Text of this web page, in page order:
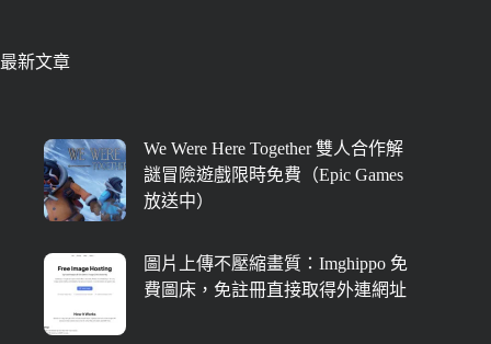
最新文章
We Were Here Together 雙人合作解
謎冒險遊戲限時免費（Epic Games
放送中）
圖片上傳不壓縮畫質：Imghippo 免
費圖床，免註冊直接取得外連網址